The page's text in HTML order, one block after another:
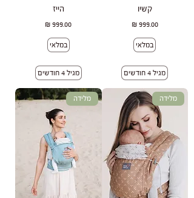
קשיו
מחיר‏999.00 ‏₪
במלאי
מגיל 4 חודשים
הייז
מחיר
במלאי
מגיל 4 חודשים
מלידה מלידה